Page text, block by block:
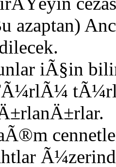
azaptan)
iÃ§in